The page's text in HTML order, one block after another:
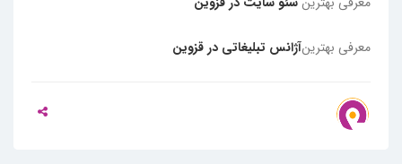
معرفی بهترینآژانس تبلیغاتی در قزوین